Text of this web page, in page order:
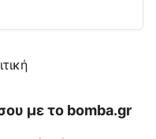
με το bomba.gr